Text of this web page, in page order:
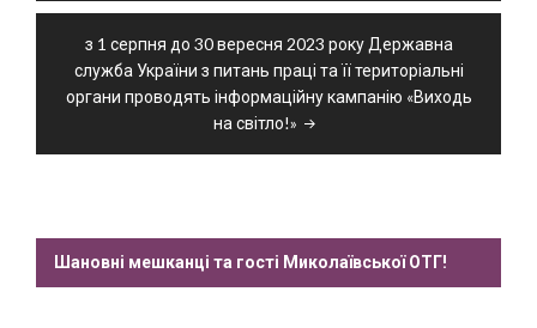
з 1 серпня до 30 вересня 2023 року Державна
служба України з питань праці та її територіальні
органи проводять інформаційну кампанію «Виходь
на світло!»
Шановні мешканці та гості Миколаївської ОТГ!